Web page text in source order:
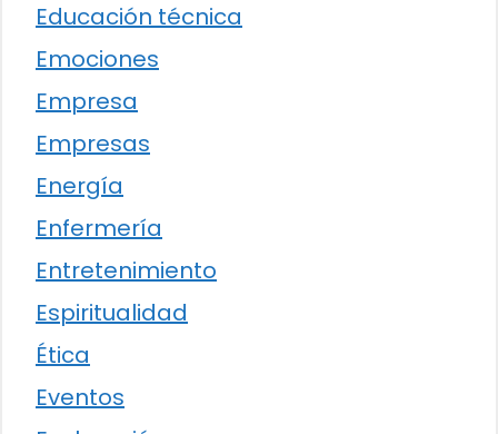
Educación técnica
Emociones
Empresa
Empresas
Energía
Enfermería
Entretenimiento
Espiritualidad
Ética
Eventos